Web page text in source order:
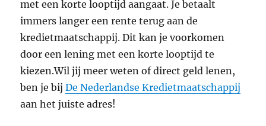
met een korte looptijd aangaat. Je betaalt
immers langer een rente terug aan de
kredietmaatschappij. Dit kan je voorkomen
door een lening met een korte looptijd te
kiezen.Wil jij meer weten of direct geld lenen,
ben je bijDe Nederlandse Kredietmaatschappij
aan het juiste adres!